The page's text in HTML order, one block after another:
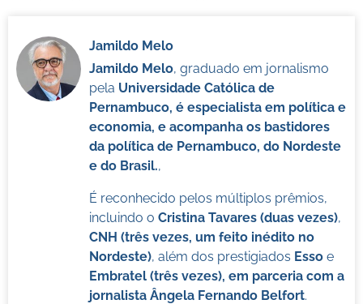
Jamildo Melo
Jamildo Melo, graduado em jornalismo
pela Universidade Católica de
Pernambuco, é especialista em política e
economia, e acompanha os bastidores
da política de Pernambuco, do Nordeste
e do Brasil.,
É reconhecido pelos múltiplos prêmios,
incluindo o Cristina Tavares (duas vezes),
CNH (três vezes, um feito inédito no
Nordeste), além dos prestigiados Essoe
Embratel (três vezes), em parceria com a
jornalista Ângela Fernando Belfort.